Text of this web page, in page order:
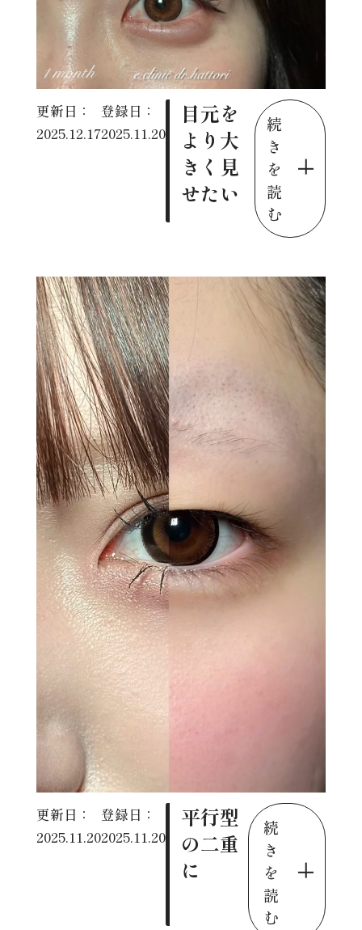
更新日：
2025.12.17
登録日：
2025.11.20
目元を
より大
きく見
せたい
続
き
を
読
む
更新日：
2025.11.20
登録日：
2025.11.20
平行型
の二重
に
続
き
を
読
む